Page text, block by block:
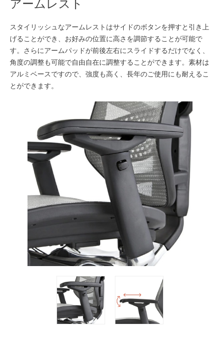
アームレスト
スタイリッシュなアームレストはサイドのボタンを押すと引き上
げることができ、お好みの位置に高さを調節することが可能で
す。さらにアームパッドが前後左右にスライドするだけでなく、
角度の調整も可能で自由自在に調整することができます。素材は
アルミベースですので、強度も高く、長年のご使用にも耐えるこ
とができます。